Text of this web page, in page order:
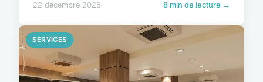
22 décembre 2025 8 min de lecture →
SERVICES